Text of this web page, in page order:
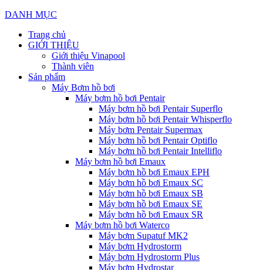
DANH MỤC
Trang chủ
GIỚI THIỆU
Giới thiệu Vinapool
Thành viên
Sản phẩm
Máy Bơm hồ bơi
Máy bơm hồ bơi Pentair
Máy bơm hồ bơi Pentair Superflo
Máy bơm hồ bơi Pentair Whisperflo
Máy bơm Pentair Supermax
Máy bơm hồ bơi Pentair Optiflo
Máy bơm hồ bơi Pentair Intelliflo
Máy bơm hồ bơi Emaux
Máy bơm hồ bơi Emaux EPH
Máy bơm hồ bơi Emaux SC
Máy bơm hồ bơi Emaux SB
Máy bơm hồ bơi Emaux SE
Máy bơm hồ bơi Emaux SR
Máy bơm hồ bơi Waterco
Máy bơm Supatuf MK2
Máy bơm Hydrostorm
Máy bơm Hydrostorm Plus
Máy bơm Hydrostar